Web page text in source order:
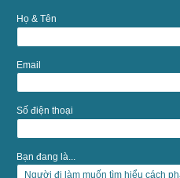
Họ & Tên
Email
Số điện thoại
Bạn đang là...